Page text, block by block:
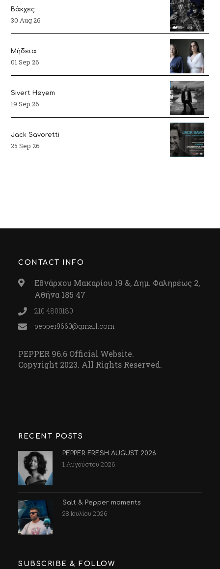
Βάκχες
30 Aug 26
Μήδεια
01 Sep 26
Sivert Høyem
19 Sep 26
Jack Savoretti
25 Sep 26
CONTACT INFO
Εθνάρχου Μακαρίου 19 &, Δημ. Φαληρέως 2,
Αθήνα 185 47
210 4800180
pepper9660@gmail.com
PEPPER 96.6 Official Website.
Copyright 2023. All Rights Reserved.
RECENT POSTS
PEPPER FRESH AUGUST 2026
1 Αυγούστου 2026
Salt & Pepper moments
28 Ιουλίου 2026
SUBSCRIBE & FOLLOW